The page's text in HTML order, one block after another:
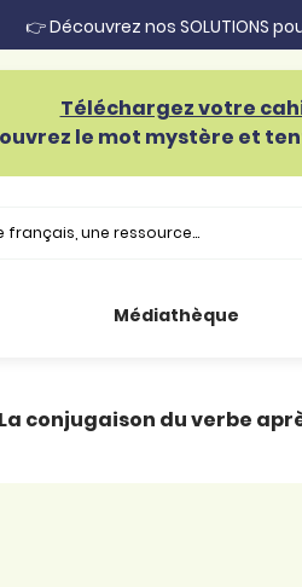
👉 Découvrez nos SOLUTIONS
Téléchargez votre
le mot mystère et
Médiathèque
La conjugaison du verbe